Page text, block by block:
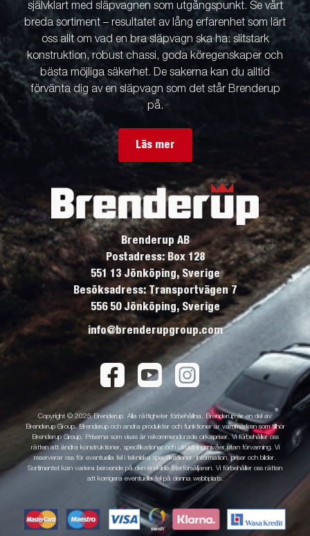
självklart med släpvagnen som utgångspunkt. Se vårt
breda sortiment – resultatet av lång erfarenhet som lärt
oss allt om vad en bra släpvagn ska ha: slitstark
konstruktion, robust chassi, goda köregenskaper och
bästa möjliga säkerhet. De sakerna kan du alltid
förvänta dig av en släpvagn som det står Brenderup
på.
Läs mer
Brenderup AB
Postadress: Box 128
551 13 Jönköping, Sverige
Besöksadress: Transportvägen 7
556 50 Jönköping, Sverige
info@brenderupgroup.com
Copyright © 2025 Brenderup. Alla rättigheter förbehållna. Brenderup är en del av
Brenderup Group. Brenderup och andra produkter och funktioner är varumärken som tillhör
Brenderup Group. Priserna som visas är rekommenderade cirkapriser. Vi förbehåller oss
rätten att ändra konstruktioner, specifikationer och utrustningsnivåer utan förvarning. Vi
reserverar oss för eventuella fel i tekniska specifikationer, information, priser och bilder.
Sortimentet kan variera beroende på den enskilde återförsäljaren. Vi förbehåller oss rätten
att korrigera eventuella fel på denna webbplats.